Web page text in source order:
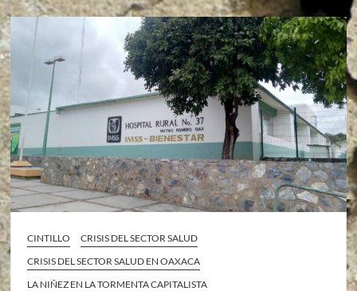
CINTILLO
CRISIS DEL SECTOR SALUD
CRISIS DEL SECTOR SALUD EN OAXACA
LA NIÑEZ EN LA TORMENTA CAPITALISTA